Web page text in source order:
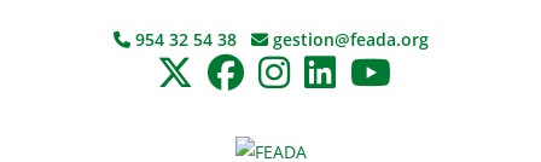
954 32 54 38 gestion@feada.org